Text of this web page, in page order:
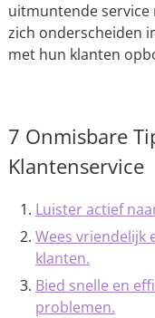
uitmuntende service
zich onderscheiden
met hun klanten
7 Onmisbare
Klantenservice
Luister actief
Wees vriendelijk
klanten.
Bied snelle en
problemen.